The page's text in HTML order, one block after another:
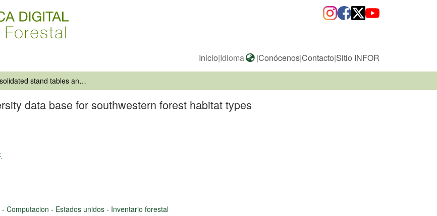
Inicio|Idioma |Conócenos|Contacto|Sitio INFOR
Consolidated stand tables and biodiversity data base for southwestern forest habitat types
data base for southwestern forest habitat types
- Computacion - Estados unidos - Inventario forestal